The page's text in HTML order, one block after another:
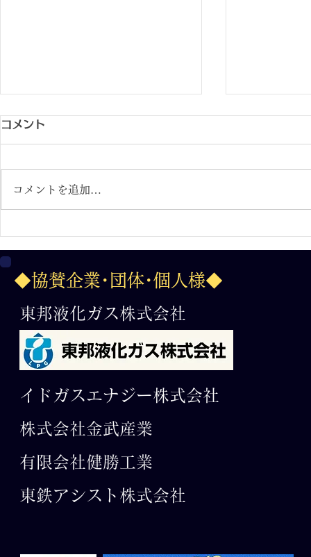
２０２６.７.３１フィットイ
球 全国選抜岐阜大会
2026.7.12
コメント
コメントを追加…
◆協賛企業･団体･個人様◆
東邦液化ガス株式会社
イドガスエナジー株式会社
株式会社金武産業
有限会社​健勝工業
東鉄アシスト株式会社